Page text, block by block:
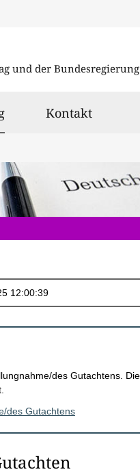
und der Bundesregierung
ausgewählt
Kontakt
des Gutachtens.
des Gutachtens